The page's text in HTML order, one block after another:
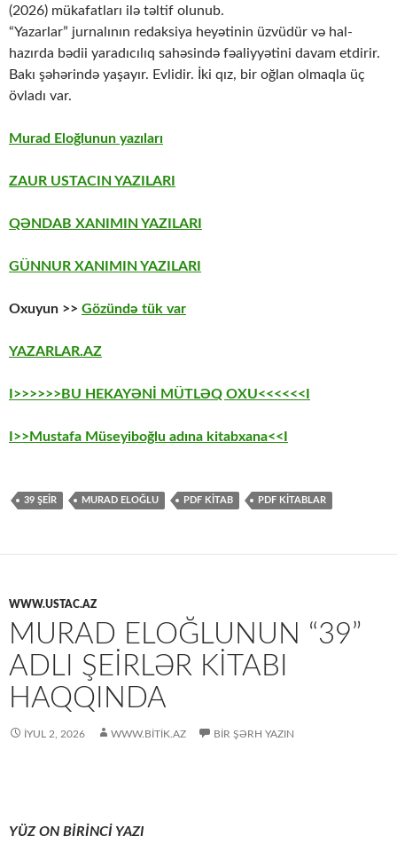
(2026) mükafatları ilə təltif olunub.
“Yazarlar” jurnalının redaksiya heyətinin üzvüdür və hal-
hazırda bədii yaradıcılıq sahəsində fəaliyyətini davam etdirir.
Bakı şəhərində yaşayır. Evlidir. İki qız, bir oğlan olmaqla üç
övladı var.
Murad Eloğlunun yazıları
ZAUR USTACIN YAZILARI
QƏNDAB XANIMIN YAZILARI
GÜNNUR XANIMIN YAZILARI
Oxuyun >> Gözündə tük var
YAZARLAR.AZ
I>>>>>>BU HEKAYƏNİ MÜTLƏQ OXU<<<<<<I
I>>Mustafa Müseyiboğlu adına kitabxana<<I
39 ŞEİR MURAD ELOĞLU PDF KİTAB PDF KİTABLAR
WWW.USTAC.AZ
MURAD ELOĞLUNUN “39”
ADLI ŞEIRLƏR KITABI
HAQQINDA
İYUL 2, 2026 WWW.BITIK.AZ BIR ŞƏRH YAZIN
YÜZ ON BİRİNCİ YAZI